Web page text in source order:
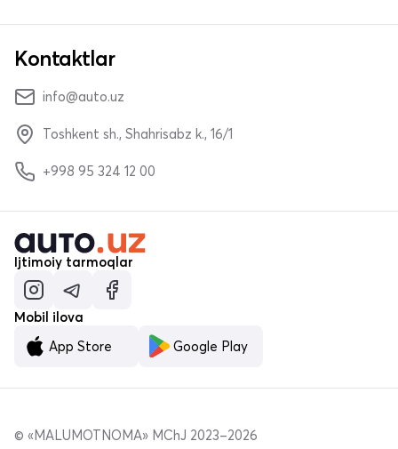
Kontaktlar
info@auto.uz
Toshkent sh., Shahrisabz k., 16/1
+998 95 324 12 00
Ijtimoiy tarmoqlar
Mobil ilova
App Store
Google Play
© «MALUMOTNOMA» MChJ 2023–2026